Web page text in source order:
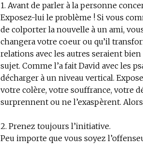
1. Avant de parler à la personne
Exposez-lui le problème ! Si vous
de colporter la nouvelle à un ami,
changera votre coeur ou qu’il
relations avec les autres seraient
sujet. Comme l’a fait David avec les
décharger à un niveau vertical.
votre colère, votre souffrance, votre
surprennent ou ne l’exaspèrent.
2. Prenez toujours l’initiative.
Peu importe que vous soyez